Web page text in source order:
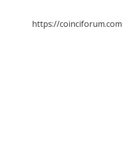
https://coinciforum.com